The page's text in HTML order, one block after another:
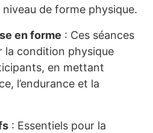
de forme physique.
en forme : Ces séances
la condition physique
en mettant
l’endurance et la
: Essentiels pour la